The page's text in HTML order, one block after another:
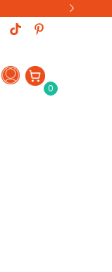
0